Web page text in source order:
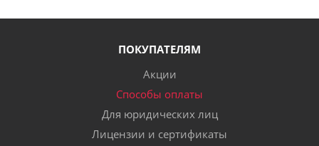
ПОКУПАТЕЛЯМ
Акции
Способы оплаты
Для юридических лиц
Лицензии и сертификаты